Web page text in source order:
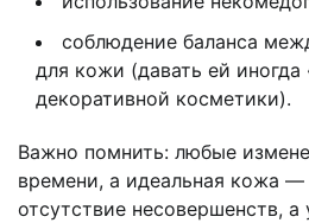
соблюдение баланса
для кожи (давать ей
декоративной косметики).
Важно помнить: любые
времени, а идеальная кожа —
отсутствие несовершенств, а